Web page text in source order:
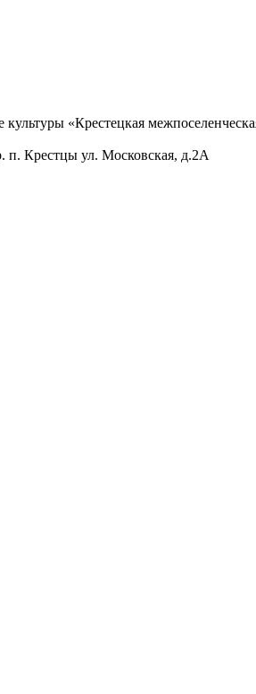
«Крестецкая
п. Крестцы ул. Московская, д.2А